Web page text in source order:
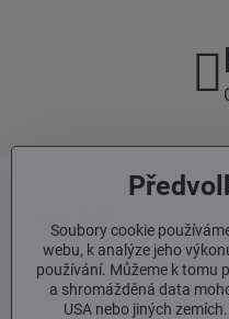
Italské prosecco,
Sámova 1
100 00 Praha 10
Soubory cookie
webu, k analýze jeho
používání. Můžeme k tomu
a shromážděná data
USA nebo jiných